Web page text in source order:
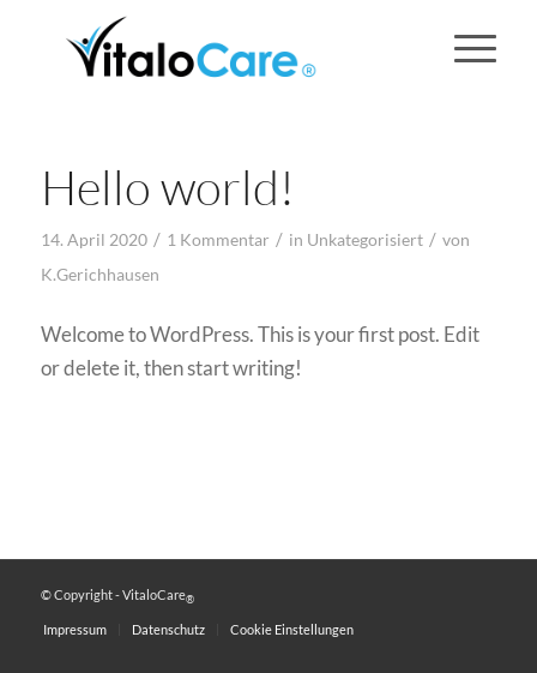
Hello world!
14. April 2020 / 1 Kommentar / in Unkategorisiert / von
K.Gerichhausen
Welcome to WordPress. This is your first post. Edit
or delete it, then start writing!
© Copyright - VitaloCare®
Impressum Datenschutz Cookie Einstellungen